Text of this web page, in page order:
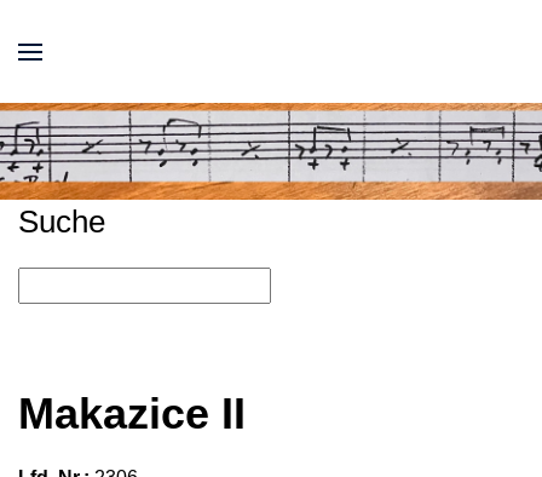
Suche
Makazice II